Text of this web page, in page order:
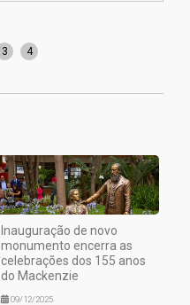
3 4
Inauguração de novo
monumento encerra as
celebrações dos 155 anos
do Mackenzie
09/12/2025